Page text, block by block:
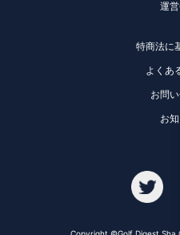
運
特商法に
よくあ
お問
お知